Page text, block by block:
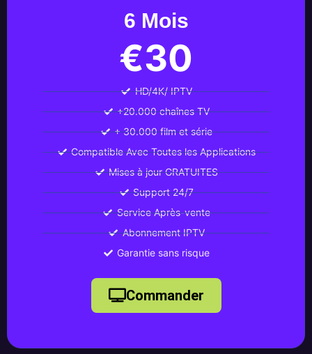
6 Mois
€30
HD/4K/ IPTV
+20.000 chaînes TV
+ 30.000 film et série
Compatible Avec Toutes les Applications
Mises à jour GRATUITES
Support 24/7
Service Après-vente
Abonnement IPTV
Garantie sans risque
Commander